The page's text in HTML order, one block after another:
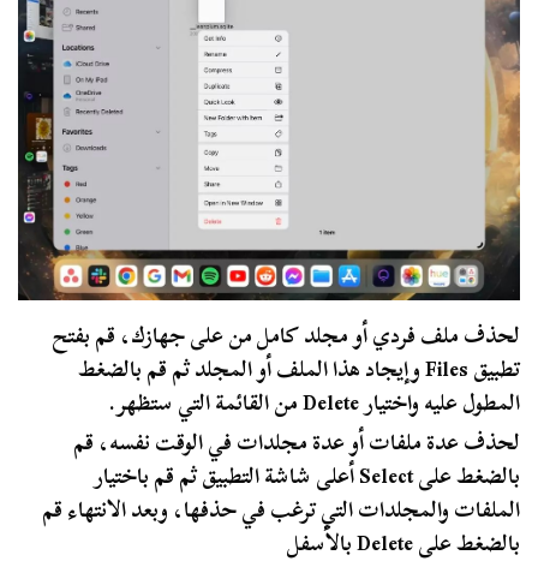
لحذف ملف فردي أو مجلد كامل من على جهازك، قم بفتح
تطبيق Files وإيجاد هذا الملف أو المجلد ثم قم بالضغط
المطول عليه واختيار Delete من القائمة التي ستظهر.
لحذف عدة ملفات أو عدة مجلدات في الوقت نفسه، قم
بالضغط على Select أعلى شاشة التطبيق ثم قم باختيار
الملفات والمجلدات التي ترغب في حذفها، وبعد الانتهاء قم
بالضغط على Delete بالأسفل